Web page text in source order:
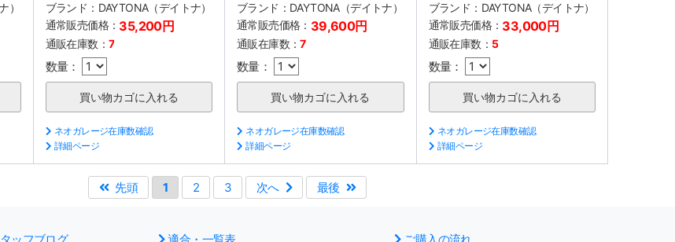
）
ブランド： DAYTONA（デイトナ）
通常販売価格： 35,200円
通販在庫数： 7
数量：
ネオガレージ在庫数確認
詳細ページ
ブランド： DAYTONA（デイトナ）
通常販売価格： 39,600円
通販在庫数：7
数量：
ネオガレージ在庫数確認
詳細ページ
ブランド： DAYTONA（デイトナ）
通常販売価格： 33,000円
通販在庫数： 5
数量：
ネオガレージ在庫数確認
詳細ページ
先頭 1 2 3 次へ 最後